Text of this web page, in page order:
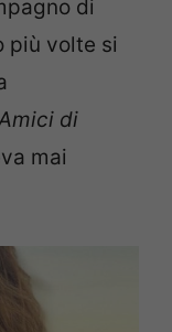
di
più volte si
di
mai